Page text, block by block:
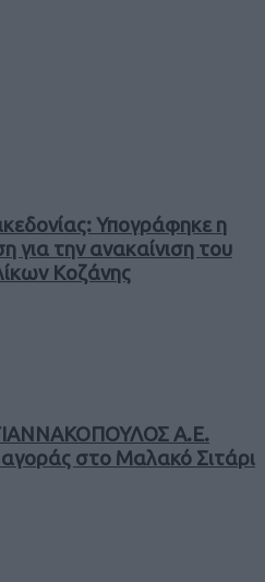
Υπογράφηκε η
για την ανακαίνιση του
Κοζάνης
Α.Ε.
αγοράς στο Μαλακό Σιτάρι